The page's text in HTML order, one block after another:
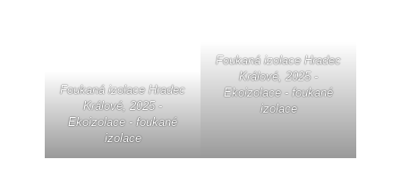
Foukaná izolace Hradec
Králové, 2025 -
Ekoizolace - foukané
izolace
Foukaná izolace Hradec
Králové, 2025 -
Ekoizolace - foukané
izolace